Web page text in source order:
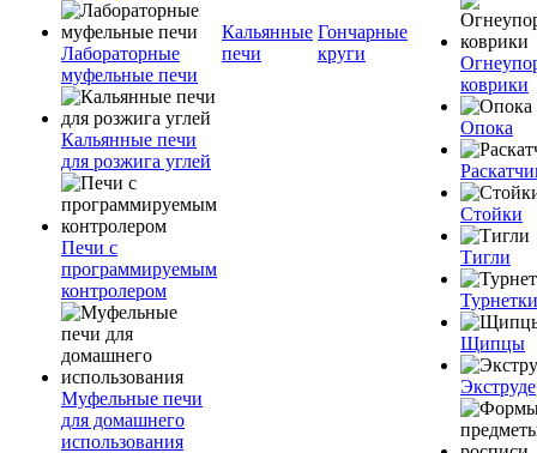
Лабораторные
муфельные печи
Кальянные печи
для розжига углей
Печи с
программируемым
контролером
Муфельные печи
для домашнего
использования
Кальянные
печи
Гончарные
круги
коврики
Опока
Стойки
Тигли
Турнетки
Щипцы